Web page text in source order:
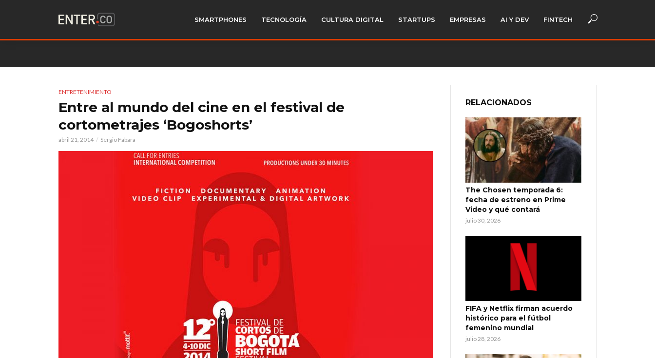
SMARTPHONES TECNOLOGÍA CULTURA DIGITAL STARTUPS EMPRESAS AI Y DEV FINTECH
ENTRETENIMIENTO
Entre al mundo del cine en el festival de
cortometrajes ‘Bogoshorts’
abril 21, 2014 Sergio Fabara
RELACIONADOS
The Chosen temporada 6:
fecha de estreno en Prime
Video y qué contará
julio 30, 2026
FIFA y Netflix firman acuerdo
histórico para el fútbol
femenino mundial
julio 28, 2026